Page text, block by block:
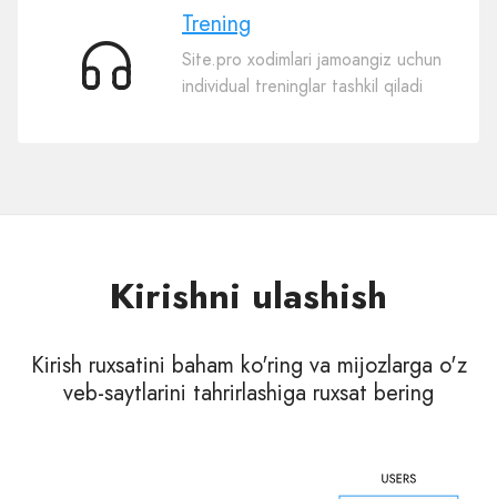
Trening
Trening
Site.pro xodimlari jamoangiz uchun
individual treninglar tashkil qiladi
Kirishni ulashish
Kirish ruxsatini baham ko'ring va mijozlarga o'z
veb-saytlarini tahrirlashiga ruxsat bering